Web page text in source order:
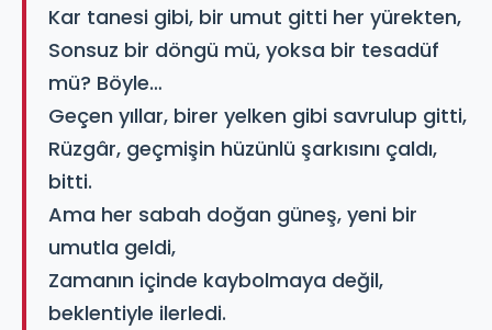
Kar tanesi gibi, bir umut gitti her yürekten,
Sonsuz bir döngü mü, yoksa bir tesadüf
mü? Böyle…
Geçen yıllar, birer yelken gibi savrulup gitti,
Rüzgâr, geçmişin hüzünlü şarkısını çaldı,
bitti.
Ama her sabah doğan güneş, yeni bir
umutla geldi,
Zamanın içinde kaybolmaya değil,
beklentiyle ilerledi.